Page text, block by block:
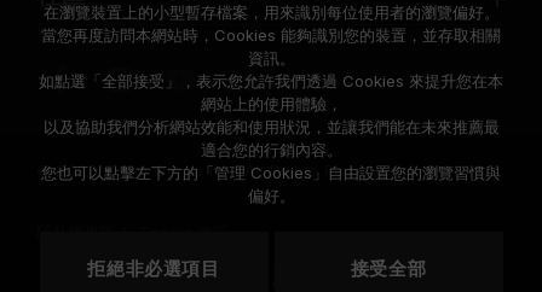
© 2026 Team Group Inc. All Rights Reserved.
美國
在瀏覽裝置上的小型暫存檔案，用來識別每位使用者的瀏覽偏好。
當您再度訪問本網站時，Cookies 能夠識別您的裝置，並存取相關
資訊。
如點選「全部接受」，表示您允許我們透過 Cookies 來提升您在本
網站上的使用體驗，
以及協助我們分析網站效能和使用狀況，並讓我們能在未來推薦最
適合您的行銷內容。
您也可以點擊左下方的「管理 Cookies」自由設置您的瀏覽習慣與
偏好。
拒絕非必選項目 接受全部